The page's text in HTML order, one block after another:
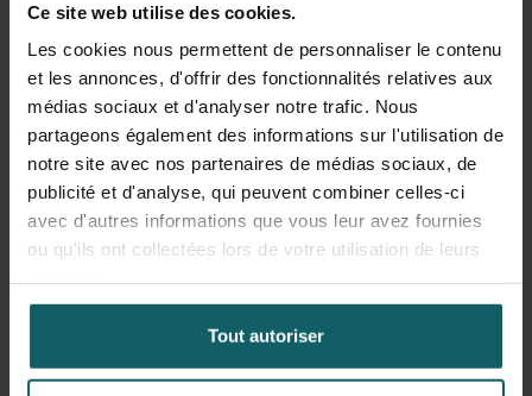
Ce site web utilise des cookies.
Les cookies nous permettent de personnaliser le contenu
et les annonces, d'offrir des fonctionnalités relatives aux
médias sociaux et d'analyser notre trafic. Nous
partageons également des informations sur l'utilisation de
notre site avec nos partenaires de médias sociaux, de
publicité et d'analyse, qui peuvent combiner celles-ci
avec d'autres informations que vous leur avez fournies
ou qu'ils ont collectées lors de votre utilisation de leurs
Tout autoriser
Tout le monde est vulnérable
En 2022 également, alors que des centaines de
a mené des recherches et a fait partie des conseillers du
avant tout comprendre comment la maladie se